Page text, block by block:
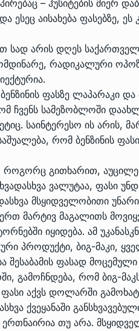
– ჰუსიტების მიერ
ესეც აისახება ფასებზე,
არის დღეს
რადიკალური
ფასზე ლაპარაკი
ჩვენს სამეზობლოში
საინტერესო ის არის,
რომ ბენზინის
გითხარით,
ვალუტაა, ფასი
მსყიდველობითი უნარი
მარტივ მაგალითს
იყიდება. ამ
პროდუქტი, ბიგ-მაკი,
ფასად მოცემული
გამოჩნდება, რომ ბიგ-
ფასი აქვს დოლარში
ქვეყანაში
თუ არა.